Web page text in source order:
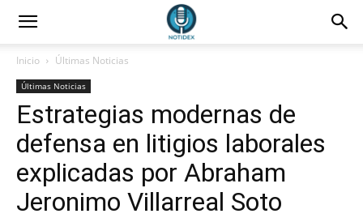
Inicio Últimas Noticias
Últimas Noticias
Estrategias modernas de
defensa en litigios laborales
explicadas por Abraham
Jeronimo Villarreal Soto